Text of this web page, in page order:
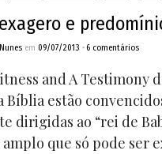
e
em 09/07/2013 • 6 comentários
and A Testimony
estão
dirigidas ao “rei de
que só pode ser